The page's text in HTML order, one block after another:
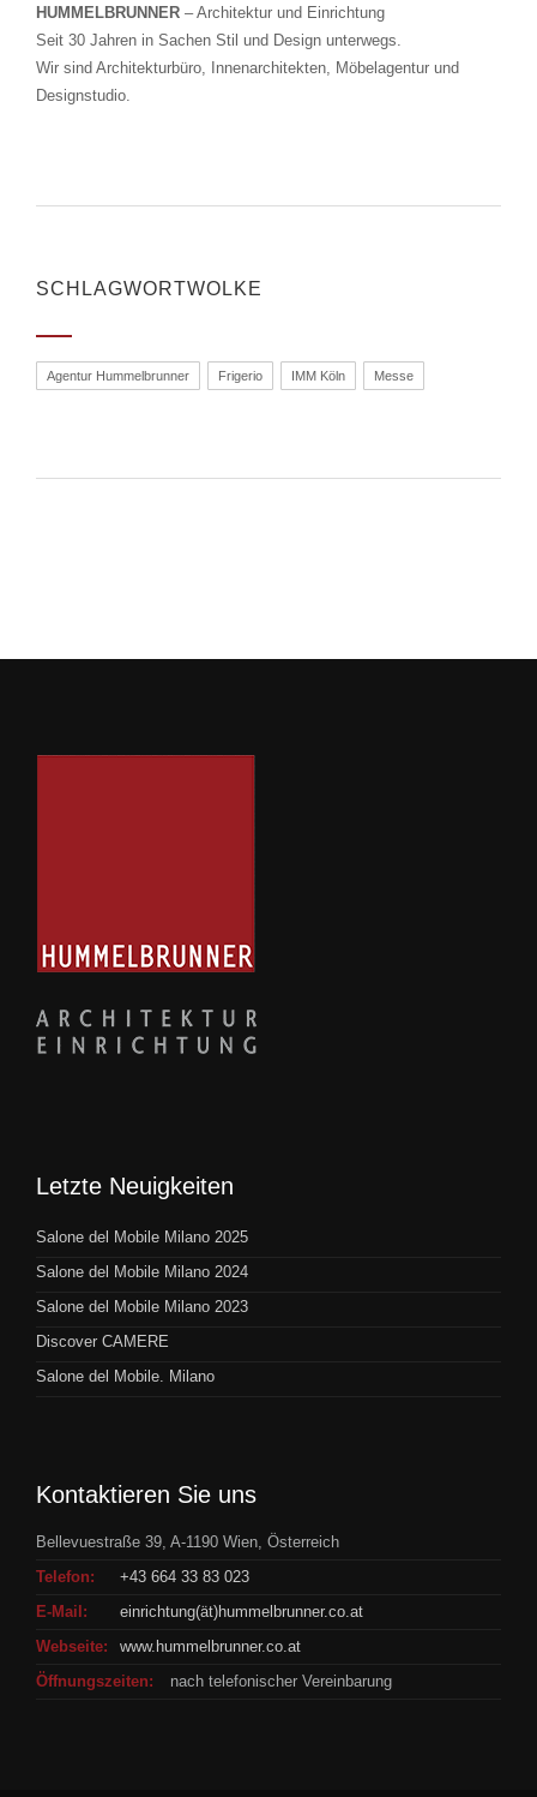
HUMMELBRUNNER – Architektur und Einrichtung
Seit 30 Jahren in Sachen Stil und Design unterwegs.
Wir sind Architekturbüro, Innenarchitekten, Möbelagentur und
Designstudio.
SCHLAGWORTWOLKE
Agentur Hummelbrunner Frigerio IMM Köln Messe
Letzte Neuigkeiten
Salone del Mobile Milano 2025
Salone del Mobile Milano 2024
Salone del Mobile Milano 2023
Discover CAMERE
Salone del Mobile. Milano
Kontaktieren Sie uns
Bellevuestraße 39, A-1190 Wien, Österreich
Telefon:
+43 664 33 83 023
E-Mail:
einrichtung(ät)hummelbrunner.co.at
Webseite:
www.hummelbrunner.co.at
Öffnungszeiten:
nach telefonischer Vereinbarung